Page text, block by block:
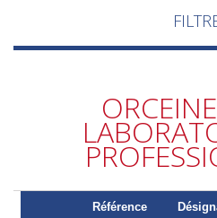
Référence